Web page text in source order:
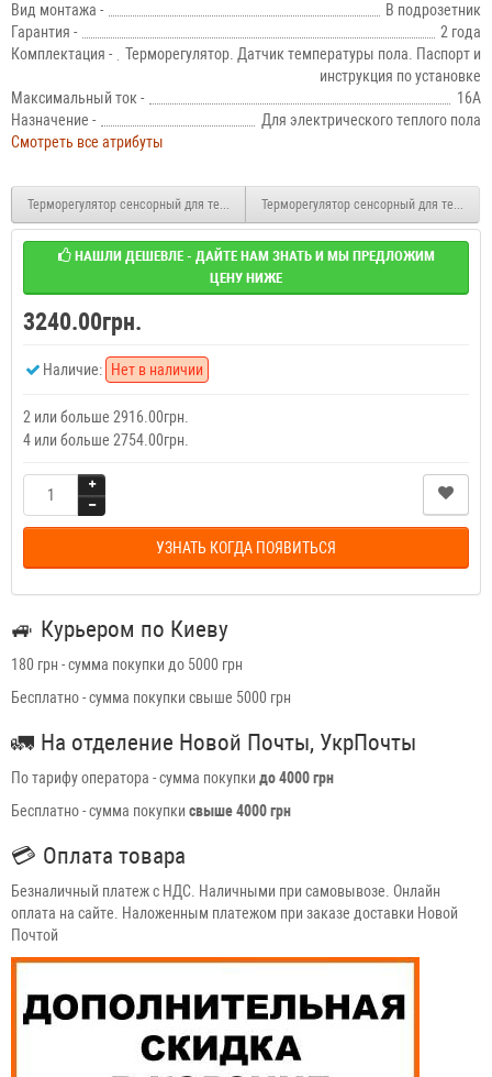
Вид монтажа -
В подрозетник
Гарантия -
2 года
Комплектация -
Терморегулятор. Датчик температуры пола. Паспорт и
инструкция по установке
Максимальный ток -
16А
Назначение -
Для электрического теплого пола
Смотреть все атрибуты
Терморегулятор сенсорный для теплого пола DEVIreg Touch White
Терморегулятор сенсорный для теплого
НАШЛИ ДЕШЕВЛЕ - ДАЙТЕ НАМ ЗНАТЬ И МЫ ПРЕДЛОЖИМ
ЦЕНУ НИЖЕ
3240.00грн.
Наличие: Нет в наличии
2 или больше 2916.00грн.
4 или больше 2754.00грн.
УЗНАТЬ КОГДА ПОЯВИТЬСЯ
🚙 Курьером по Киеву
180 грн - сумма покупки до 5000 грн
Бесплатно - сумма покупки свыше 5000 грн
🚛 На отделение Новой Почты, УкрПочты
По тарифу оператора - сумма покупки до 4000 грн
Бесплатно - сумма покупки свыше 4000 грн
💳 Оплата товара
Безналичный платеж с НДС. Наличными при самовывозе. Онлайн
оплата на сайте. Наложенным платежом при заказе доставки Новой
Почтой